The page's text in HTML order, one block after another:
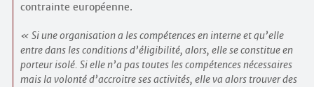
contrainte européenne.
Si une organisation a les compétences en interne et qu’elle
entre dans les conditions d’éligibilité, alors, elle se constitue en
porteur isolé. Si elle n’a pas toutes les compétences nécessaires
mais la volonté d’accroitre ses activités, elle va alors trouver des